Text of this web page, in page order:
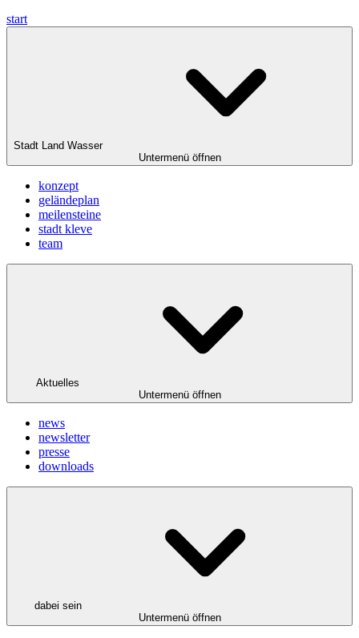
start
Stadt Land Wasser
Untermenü öffnen
konzept
geländeplan
meilensteine
stadt kleve
team
Aktuelles
Untermenü öffnen
news
newsletter
presse
downloads
dabei sein
Untermenü öffnen